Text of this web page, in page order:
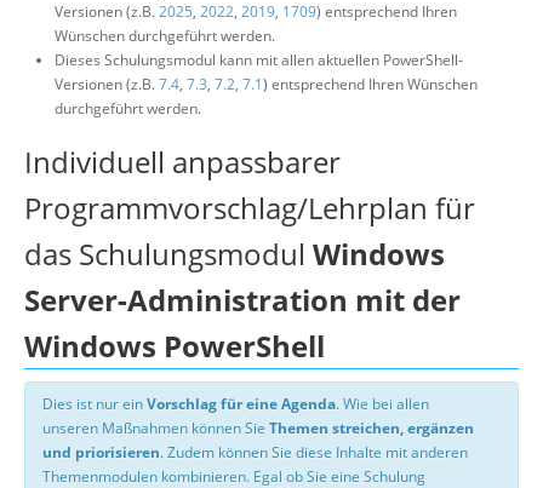
Versionen (z.B.2025, 2022, 2019, 1709) entsprechend Ihren
Wünschen durchgeführt werden.
Dieses Schulungsmodul kann mit allen aktuellen PowerShell-
Versionen (z.B.7.4, 7.3, 7.2, 7.1) entsprechend Ihren Wünschen
durchgeführt werden.
Individuell anpassbarer
Programmvorschlag/Lehrplan für
das Schulungsmodul Windows
Server-Administration mit der
Windows PowerShell
Dies ist nur einVorschlag für eine Agenda. Wie bei allen
unseren Maßnahmen können Sie Themen streichen, ergänzen
und priorisieren. Zudem können Sie diese Inhalte mit anderen
Themenmodulen kombinieren. Egal ob Sie eine Schulung